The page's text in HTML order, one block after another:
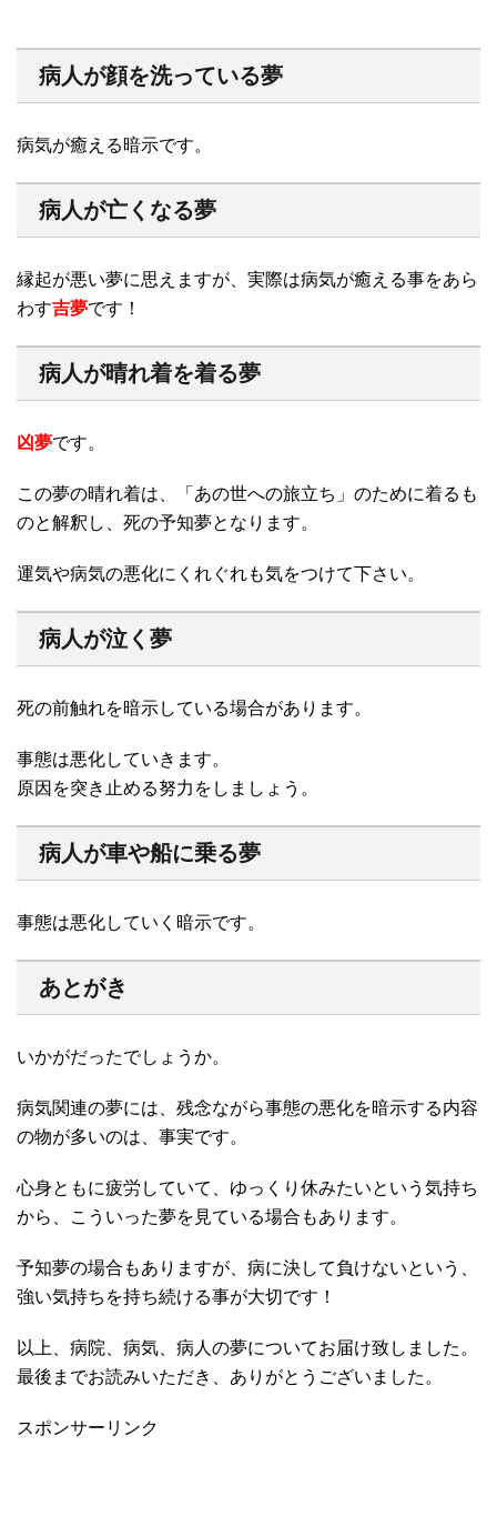
病人が顔を洗っている夢
病気が癒える暗示です。
病人が亡くなる夢
縁起が悪い夢に思えますが、実際は病気が癒える事をあら
わす吉夢です！
病人が晴れ着を着る夢
凶夢です。
この夢の晴れ着は、「あの世への旅立ち」のために着るも
のと解釈し、死の予知夢となります。
運気や病気の悪化にくれぐれも気をつけて下さい。
病人が泣く夢
死の前触れを暗示している場合があります。
事態は悪化していきます。
原因を突き止める努力をしましょう。
病人が車や船に乗る夢
事態は悪化していく暗示です。
あとがき
いかがだったでしょうか。
病気関連の夢には、残念ながら事態の悪化を暗示する内容
の物が多いのは、事実です。
心身ともに疲労していて、ゆっくり休みたいという気持ち
から、こういった夢を見ている場合もあります。
予知夢の場合もありますが、病に決して負けないという、
強い気持ちを持ち続ける事が大切です！
以上、病院、病気、病人の夢についてお届け致しました。
最後までお読みいただき、ありがとうございました。
スポンサーリンク